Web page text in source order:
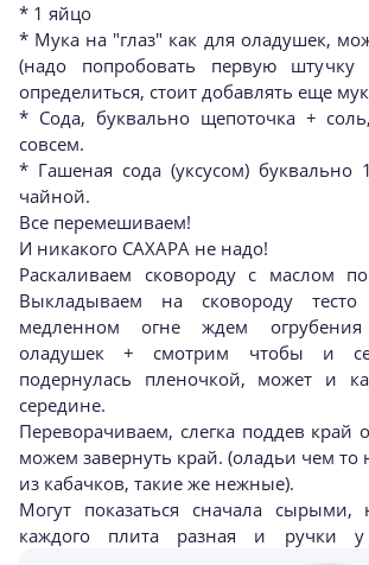
* 1 яйцо
* Мука на "глаз" как для оладушек,
(надо попробовать первую штучку
определиться, стоит добавлять еще
* Сода, буквально щепоточка +
совсем.
* Гашеная сода (уксусом) буквально
чайной.
Все перемешиваем!
И никакого САХАРА не надо!
Раскаливаем сковороду с маслом
Выкладываем на сковороду
медленном огне ждем
оладушек + смотрим чтобы и
подернулась пленочкой, может и
середине.
Переворачиваем, слегка поддев край
можем завернуть край. (оладьи чем то
из кабачков, такие же нежные).
Могут показаться сначала сырыми,
каждого плита разная и ручки